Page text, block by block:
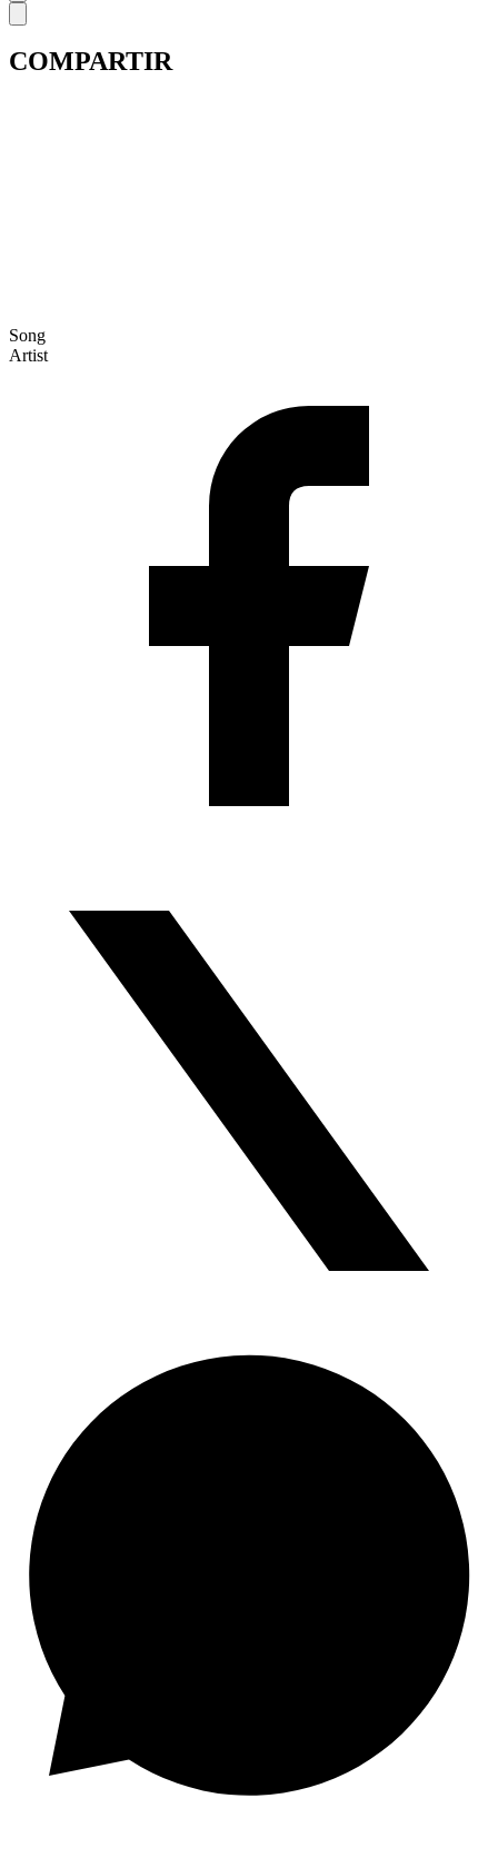
COMPARTIR
Song
Artist